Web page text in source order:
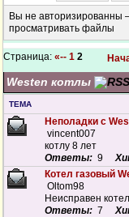
Вы не авторизированны
просматривать файлы
Страница: «-- 1 2
Westen котлы
ТЕМА
Неполадки с
vincent007
котлу 8 лет
Ответы: 9
Котел газовый
Oltom98
Неисправен
Ответы: 7